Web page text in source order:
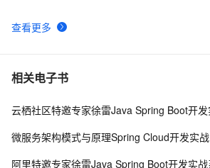
查看更多
相关电子书
微服务架构模式与原理Spring Cloud开发实战